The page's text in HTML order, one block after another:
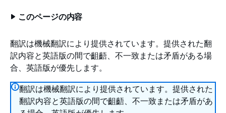
このページの内容
翻訳は機械翻訳により提供されています。提供された翻
訳内容と英語版の間で齟齬、不一致または矛盾がある場
合、英語版が優先します。
翻訳は機械翻訳により提供されています。提供された
翻訳内容と英語版の間で齟齬、不一致または矛盾があ